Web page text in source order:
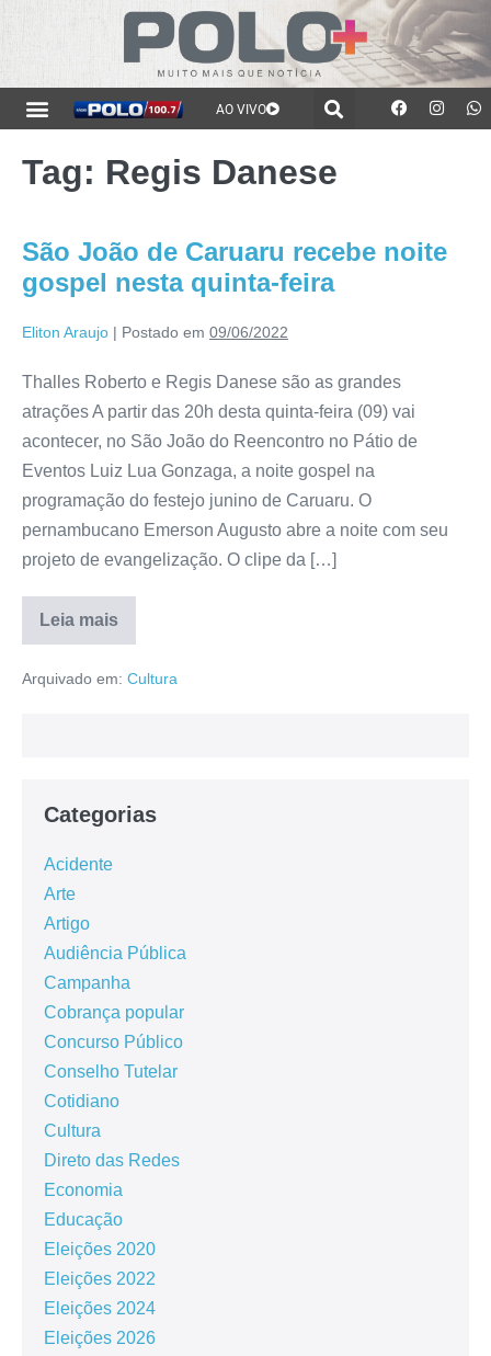
AO VIVO
Tag: Regis Danese
São João de Caruaru recebe noite
gospel nesta quinta-feira
Eliton Araujo | Postado em 09/06/2022
Thalles Roberto e Regis Danese são as grandes
atrações A partir das 20h desta quinta-feira (09) vai
acontecer, no São João do Reencontro no Pátio de
Eventos Luiz Lua Gonzaga, a noite gospel na
programação do festejo junino de Caruaru. O
pernambucano Emerson Augusto abre a noite com seu
projeto de evangelização. O clipe da […]
Leia mais
Arquivado em: Cultura
Categorias
Acidente
Arte
Artigo
Audiência Pública
Campanha
Cobrança popular
Concurso Público
Conselho Tutelar
Cotidiano
Cultura
Direto das Redes
Economia
Educação
Eleições 2020
Eleições 2022
Eleições 2024
Eleições 2026